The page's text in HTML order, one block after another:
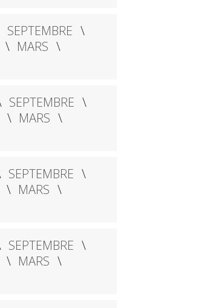
SEPTEMBRE
MARS
SEPTEMBRE
MARS
SEPTEMBRE
MARS
SEPTEMBRE
MARS